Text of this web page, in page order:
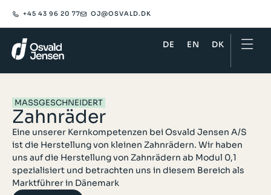
+45 43 96 20 77 OJ@OSVALD.DK​
DE EN DK
MASSGESCHNEIDERT
Zahnräder
Eine unserer Kernkompetenzen bei Osvald Jensen A/S
ist die Herstellung von kleinen Zahnrädern. Wir haben
uns auf die Herstellung von Zahnrädern ab Modul 0,1
spezialisiert und betrachten uns in diesem Bereich als
Marktführer in Dänemark